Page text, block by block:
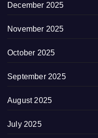
December 2025
November 2025
October 2025
September 2025
August 2025
July 2025